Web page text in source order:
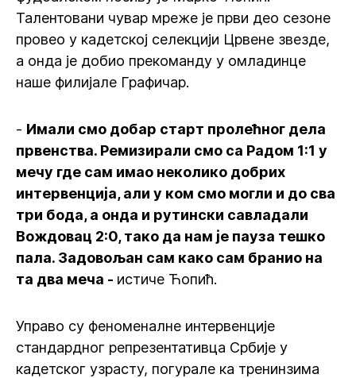
Талентовани чувар мреже је први део сезоне
провео у кадетској селекцији Црвене звезде,
а онда је добио прекоманду у омладинце
наше филијале Графичар.
- Имали смо добар старт пролећног дела
првенства. Ремизирали смо са Радом 1:1 у
мечу где сам имао неколико добрих
интервенција, али у ком смо могли и до сва
три бода, а онда и рутински савладали
Вождовац 2:0, тако да нам је пауза тешко
пала. Задовољан сам како сам бранио на
та два меча - истиче Ћопић.
Управо су феноменалне интервенције
стандардног репрезентативца Србије у
кадетског узрасту, погурале ка тренинзима